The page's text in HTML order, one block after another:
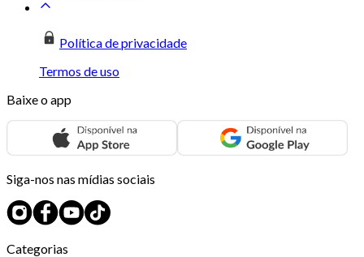
Política de privacidade
Termos de uso
Baixe o app
Siga-nos nas mídias sociais
Categorias